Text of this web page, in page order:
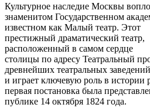
Культурное наследие Москвы
знаменитом Государственном
известном как Малый театр. Этот
престижный драматический театр,
расположенный в самом сердце
столицы по адресу Театральный
древнейших театральных
и играет ключевую роль в истории
первая постановка была
публике 14 октября 1824 года.